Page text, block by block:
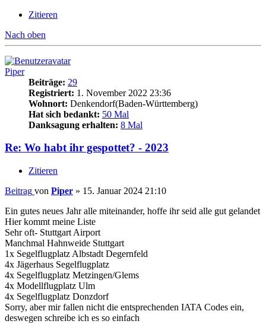
Zitieren
Nach oben
Piper
Beiträge: 29
Registriert: 1. November 2022 23:36
Wohnort: Denkendorf(Baden-Württemberg)
Hat sich bedankt: 50 Mal
Danksagung erhalten: 8 Mal
Re: Wo habt ihr gespottet? - 2023
Zitieren
Beitrag von Piper » 15. Januar 2024 21:10
Ein gutes neues Jahr alle miteinander, hoffe ihr seid alle gut gelandet
Hier kommt meine Liste
Sehr oft- Stuttgart Airport
Manchmal Hahnweide Stuttgart
1x Segelflugplatz Albstadt Degernfeld
4x Jägerhaus Segelflugplatz
4x Segelflugplatz Metzingen/Glems
4x Modellflugplatz Ulm
4x Segelflugplatz Donzdorf
Sorry, aber mir fallen nicht die entsprechenden IATA Codes ein,
deswegen schreibe ich es so einfach